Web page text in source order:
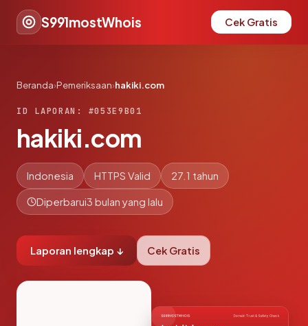
S991mostWhois Cek Gratis
Beranda›Pemeriksaan›hakiki.com
ID LAPORAN: #053E9B01
hakiki.com
Indonesia HTTPS Valid 27.1 tahun
Diperbarui3 bulan yang lalu
Laporan lengkap ↓ Cek Gratis